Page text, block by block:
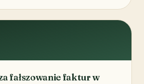
fałszowanie faktur w